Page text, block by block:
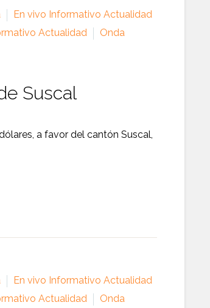
En vivo Informativo Actualidad
Actualidad
Onda
Suscal
a favor del cantón Suscal,
En vivo Informativo Actualidad
Actualidad
Onda